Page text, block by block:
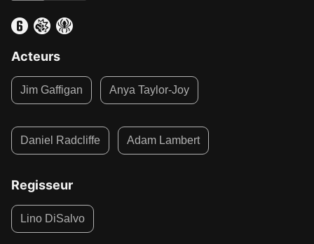
Acteurs
Jim Gaffigan Anya Taylor-Joy
Daniel Radcliffe Adam Lambert
Regisseur
Lino DiSalvo